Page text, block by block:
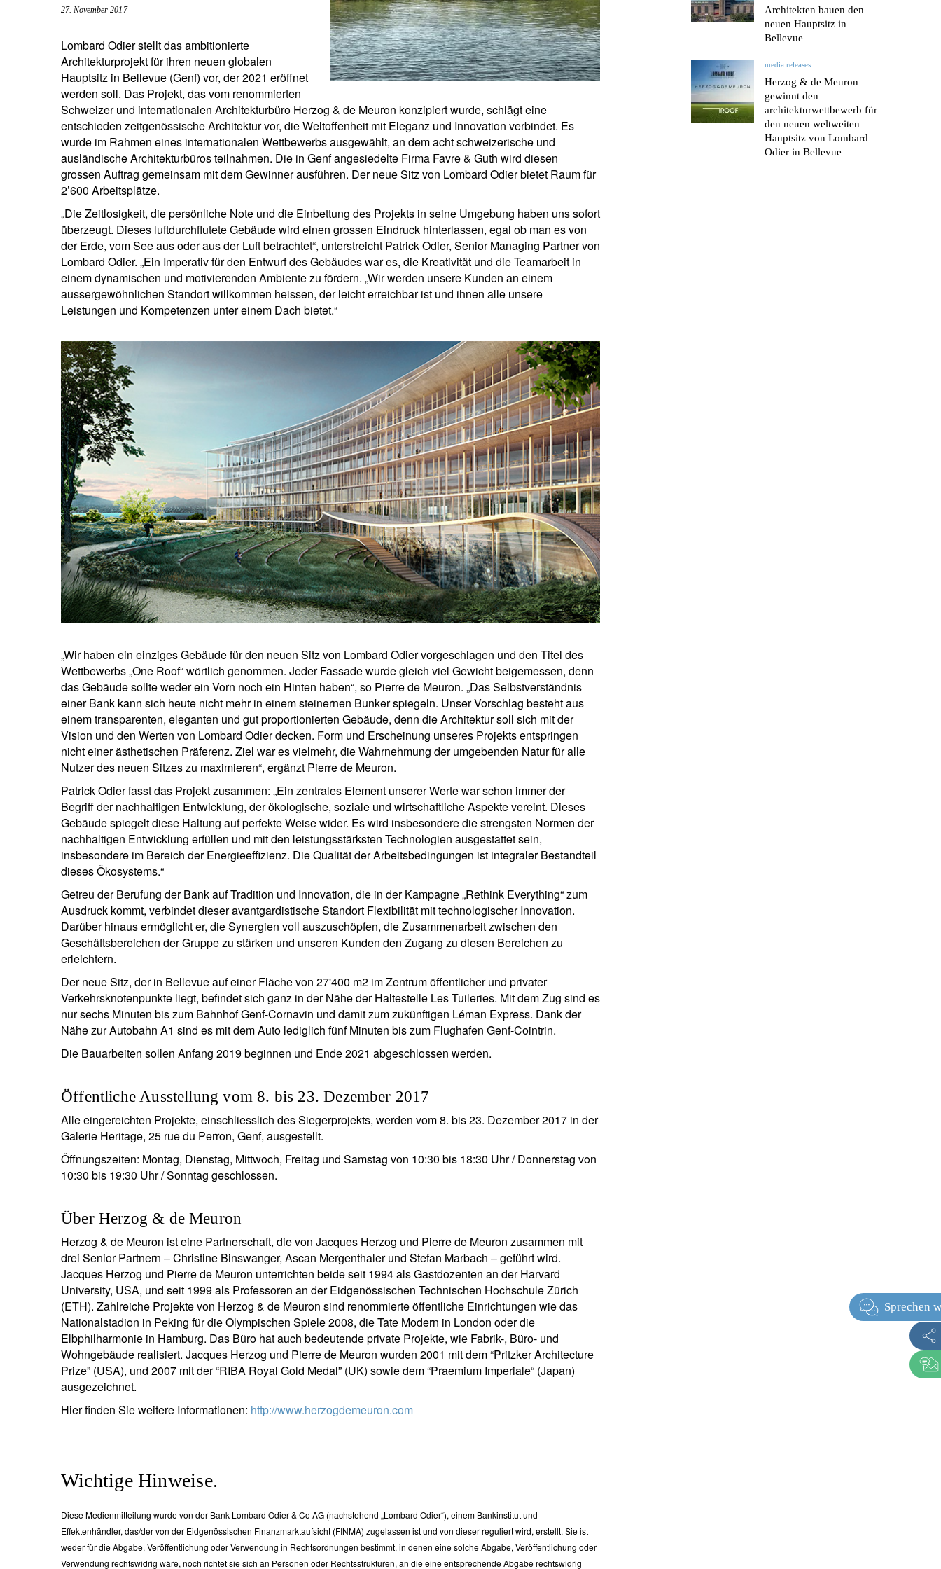
brazil.
Unternehmer.27. November 2017
Lombard Odier stellt das ambitionierte
Architekturprojekt für ihren neuen globalen
Hauptsitz in Bellevue (Genf) vor, der 2021 eröffnet
werden soll. Das Projekt, das vom renommierten
Schweizer und internationalen Architekturbüro Herzog & de Meuron konzipiert wurde, schlägt eine
entschieden zeitgenössische Architektur vor, die Weltoffenheit mit Eleganz und Innovation verbindet. Es
wurde im Rahmen eines internationalen Wettbewerbs ausgewählt, an dem acht schweizerische und
ausländische Architekturbüros teilnahmen. Die in Genf angesiedelte Firma Favre & Guth wird diesen
grossen Auftrag gemeinsam mit dem Gewinner ausführen. Der neue Sitz von Lombard Odier bietet Raum für
2’600 Arbeitsplätze.
„Die Zeitlosigkeit, die persönliche Note und die Einbettung des Projekts in seine Umgebung haben uns sofort
überzeugt. Dieses luftdurchflutete Gebäude wird einen grossen Eindruck hinterlassen, egal ob man es von
der Erde, vom See aus oder aus der Luft betrachtet“, unterstreicht Patrick Odier, Senior Managing Partner von
Lombard Odier. „Ein Imperativ für den Entwurf des Gebäudes war es, die Kreativität und die Teamarbeit in
einem dynamischen und motivierenden Ambiente zu fördern. „Wir werden unsere Kunden an einem
aussergewöhnlichen Standort willkommen heissen, der leicht erreichbar ist und ihnen alle unsere
Leistungen und Kompetenzen unter einem Dach bietet.“
„Wir haben ein einziges Gebäude für den neuen Sitz von Lombard Odier vorgeschlagen und den Titel des
Wettbewerbs „One Roof“ wörtlich genommen. Jeder Fassade wurde gleich viel Gewicht beigemessen, denn
das Gebäude sollte weder ein Vorn noch ein Hinten haben“, so Pierre de Meuron. „Das Selbstverständnis
einer Bank kann sich heute nicht mehr in einem steinernen Bunker spiegeln. Unser Vorschlag besteht aus
einem transparenten, eleganten und gut proportionierten Gebäude, denn die Architektur soll sich mit der
Vision und den Werten von Lombard Odier decken. Form und Erscheinung unseres Projekts entspringen
nicht einer ästhetischen Präferenz. Ziel war es vielmehr, die Wahrnehmung der umgebenden Natur für alle
Nutzer des neuen Sitzes zu maximieren“, ergänzt Pierre de Meuron.
Patrick Odier fasst das Projekt zusammen: „Ein zentrales Element unserer Werte war schon immer der
Begriff der nachhaltigen Entwicklung, der ökologische, soziale und wirtschaftliche Aspekte vereint. Dieses
Gebäude spiegelt diese Haltung auf perfekte Weise wider. Es wird insbesondere die strengsten Normen der
nachhaltigen Entwicklung erfüllen und mit den leistungsstärksten Technologien ausgestattet sein,
insbesondere im Bereich der Energieeffizienz. Die Qualität der Arbeitsbedingungen ist integraler Bestandteil
dieses Ökosystems.“
Getreu der Berufung der Bank auf Tradition und Innovation, die in der Kampagne „Rethink Everything“ zum
Ausdruck kommt, verbindet dieser avantgardistische Standort Flexibilität mit technologischer Innovation.
Darüber hinaus ermöglicht er, die Synergien voll auszuschöpfen, die Zusammenarbeit zwischen den
Geschäftsbereichen der Gruppe zu stärken und unseren Kunden den Zugang zu diesen Bereichen zu
erleichtern.
Der neue Sitz, der in Bellevue auf einer Fläche von 27'400 m2 im Zentrum öffentlicher und privater
Verkehrsknotenpunkte liegt, befindet sich ganz in der Nähe der Haltestelle Les Tuileries. Mit dem Zug sind es
nur sechs Minuten bis zum Bahnhof Genf-Cornavin und damit zum zukünftigen Léman Express. Dank der
Nähe zur Autobahn A1 sind es mit dem Auto lediglich fünf Minuten bis zum Flughafen Genf-Cointrin.
Die Bauarbeiten sollen Anfang 2019 beginnen und Ende 2021 abgeschlossen werden.
Öffentliche Ausstellung vom 8. bis 23. Dezember 2017
Alle eingereichten Projekte, einschliesslich des Siegerprojekts, werden vom 8. bis 23. Dezember 2017 in der
Galerie Heritage, 25 rue du Perron, Genf, ausgestellt.
Öffnungszeiten: Montag, Dienstag, Mittwoch, Freitag und Samstag von 10:30 bis 18:30 Uhr / Donnerstag von
10:30 bis 19:30 Uhr / Sonntag geschlossen.
Über Herzog & de Meuron
Herzog & de Meuron ist eine Partnerschaft, die von Jacques Herzog und Pierre de Meuron zusammen mit
drei Senior Partnern – Christine Binswanger, Ascan Mergenthaler und Stefan Marbach – geführt wird.
Jacques Herzog und Pierre de Meuron unterrichten beide seit 1994 als Gastdozenten an der Harvard
University, USA, und seit 1999 als Professoren an der Eidgenössischen Technischen Hochschule Zürich
(ETH). Zahlreiche Projekte von Herzog & de Meuron sind renommierte öffentliche Einrichtungen wie das
Nationalstadion in Peking für die Olympischen Spiele 2008, die Tate Modern in London oder die
Elbphilharmonie in Hamburg. Das Büro hat auch bedeutende private Projekte, wie Fabrik-, Büro- und
Wohngebäude realisiert. Jacques Herzog und Pierre de Meuron wurden 2001 mit dem “Pritzker Architecture
Prize” (USA), und 2007 mit der “RIBA Royal Gold Medal” (UK) sowie dem “Praemium Imperiale“ (Japan)
ausgezeichnet.
Hier finden Sie weitere Informationen: http://www.herzogdemeuron.com
Wichtige Hinweise.
Diese Medienmitteilung wurde von der Bank Lombard Odier & Co AG (nachstehend „Lombard Odier“), einem Bankinstitut und
Effektenhändler, das/der von der Eidgenössischen Finanzmarktaufsicht (FINMA) zugelassen ist und von dieser reguliert wird, erstellt. Sie ist
weder für die Abgabe, Veröffentlichung oder Verwendung in Rechtsordnungen bestimmt, in denen eine solche Abgabe, Veröffentlichung oder
Verwendung rechtswidrig wäre, noch richtet sie sich an Personen oder Rechtsstrukturen, an die eine entsprechende Abgabe rechtswidrig
Architekten bauen den
neuen Hauptsitz in
Bellevue
media releases
Herzog & de Meuron
gewinnt den
architekturwettbewerb für
den neuen weltweiten
Hauptsitz von Lombard
Odier in Bellevue